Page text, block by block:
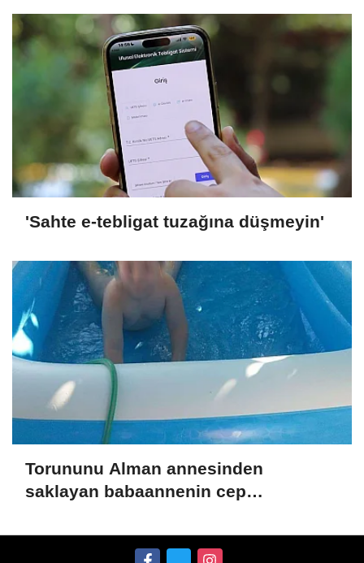
'Sahte e-tebligat tuzağına düşmeyin'
Torununu Alman annesinden
saklayan babaannenin cep
çıktı